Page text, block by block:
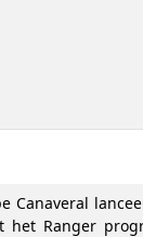
Canaveral
het Ranger